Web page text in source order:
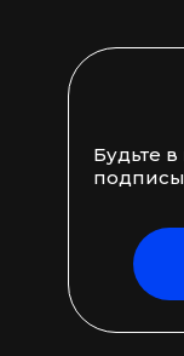
Будьте